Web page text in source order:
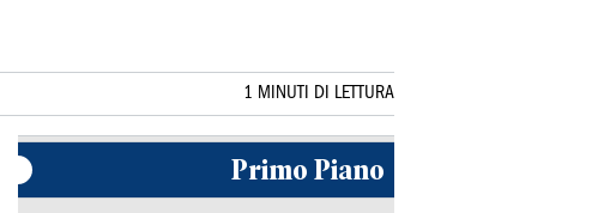
1 MINUTI DI LETTURA
Primo Piano